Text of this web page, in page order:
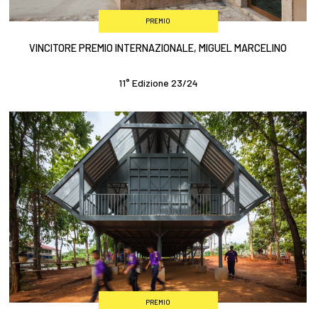
PREMIO
VINCITORE PREMIO INTERNAZIONALE, MIGUEL MARCELINO
11° Edizione 23/24
PREMIO